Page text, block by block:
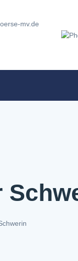
mv.de